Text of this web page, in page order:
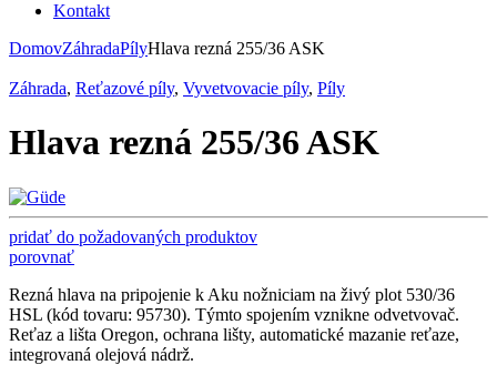
Kontakt
DomovZáhradaPílyHlava rezná 255/36 ASK
Záhrada, Reťazové píly, Vyvetvovacie píly, Píly
Hlava rezná 255/36 ASK
pridať do požadovaných produktov
porovnať
Rezná hlava na pripojenie k Aku nožniciam na živý plot 530/36
HSL (kód tovaru: 95730). Týmto spojením vznikne odvetvovač.
Reťaz a lišta Oregon, ochrana lišty, automatické mazanie reťaze,
integrovaná olejová nádrž.